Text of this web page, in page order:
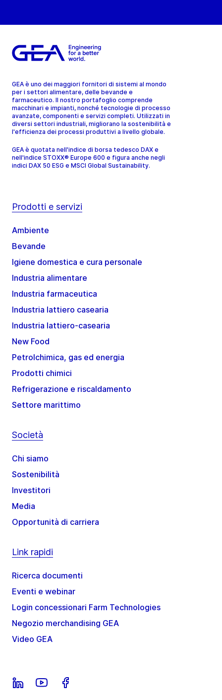
GEA è uno dei maggiori fornitori di sistemi al mondo
per i settori alimentare, delle bevande e
farmaceutico. Il nostro portafoglio comprende
macchinari e impianti, nonché tecnologie di processo
avanzate, componenti e servizi completi. Utilizzati in
diversi settori industriali, migliorano la sostenibilità e
l'efficienza dei processi produttivi a livello globale.
GEA è quotata nell'indice di borsa tedesco DAX e
nell'indice STOXX® Europe 600 e figura anche negli
indici DAX 50 ESG e MSCI Global Sustainability.
Prodotti e servizi
Ambiente
Bevande
Igiene domestica e cura personale
Industria alimentare
Industria farmaceutica
Industria lattiero casearia
Industria lattiero-casearia
New Food
Petrolchimica, gas ed energia
Prodotti chimici
Refrigerazione e riscaldamento
Settore marittimo
Società
Chi siamo
Sostenibilità
Investitori
Media
Opportunità di carriera
Link rapidi
Ricerca documenti
Eventi e webinar
Login concessionari Farm Technologies
Negozio merchandising GEA
Video GEA